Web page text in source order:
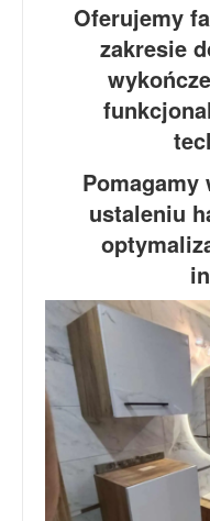
Oferujemy
zakresie
ustaleniu